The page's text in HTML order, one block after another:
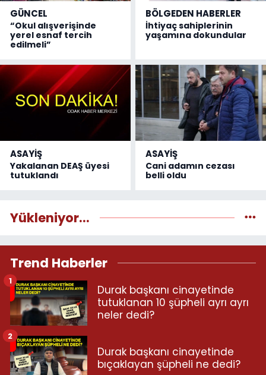
GÜNCEL
“Okul alışverişinde
yerel esnaf tercih
edilmeli”
BÖLGEDEN HABERLER
İhtiyaç sahiplerinin
yaşamına dokundular
ASAYİŞ
Yakalanan DEAŞ üyesi
tutuklandı
ASAYİŞ
Cani adamın cezası
belli oldu
Yükleniyor...
Trend Haberler
Durak başkanı cinayetinde
tutuklanan 10 şüpheli ayrı ayrı
neler dedi?
1
Durak başkanı cinayetinde
bıçaklayan şüpheli ne dedi?
2